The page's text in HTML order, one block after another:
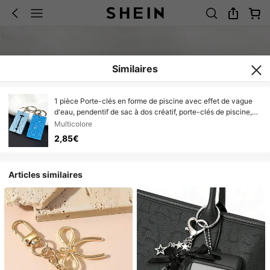
Similaires
1 pièce Porte-clés en forme de piscine avec effet de vague
d'eau, pendentif de sac à dos créatif, porte-clés de piscine,
décoration de planche flottante, porte-clés unisexe, porte-
clés de natation d'été, cadeau pour anniversaire, mariage,
vacances, fête pour mère, père, remise de diplôme et
Multicolore
2,85€
Articles similaires